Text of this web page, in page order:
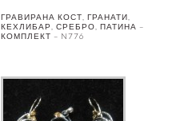
ГРАВИРАНА КОСТ, ГРАНАТИ,
КЕХЛИБАР, СРЕБРО, ПАТИНА –
КОМПЛЕКТ – N776